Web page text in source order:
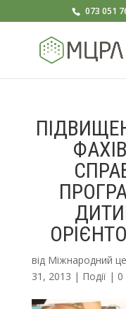
073 051
від Міжнародний
31, 2013 | Події| 0